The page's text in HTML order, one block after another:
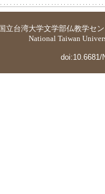
国立台湾大学文学部仏教学セ
National Taiwan
doi:10.6681/